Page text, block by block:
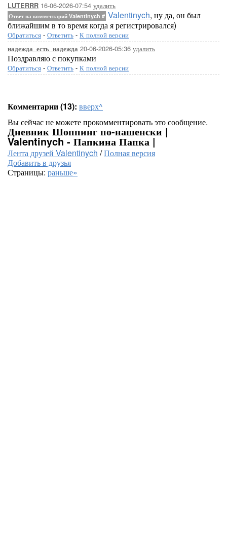
LUTERRR 16-06-2026-07:54 удалить
Ответ на комментарий Valentinych # Valentinych, ну да, он был
ближайшим в то время когда я регистрировался)
Обратиться - Ответить - К полной версии
надежда_есть_надежда 20-06-2026-05:36 удалить
Поздравляю с покупками
Обратиться - Ответить - К полной версии
Комментарии (13): вверх^
Вы сейчас не можете прокомментировать это сообщение.
Дневник Шоппинг по-нашенски |
Valentinych - Папкина Папка |
Лента друзей Valentinych /Полная версия
Добавить в друзья
Страницы: раньше»